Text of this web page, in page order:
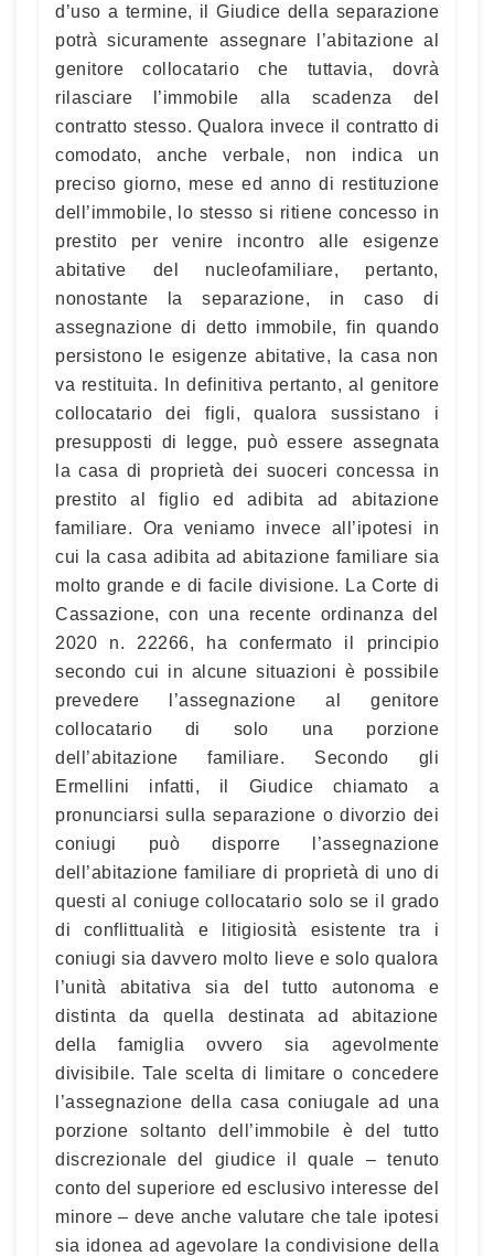
d’uso a termine, il Giudice della separazione
potrà sicuramente assegnare l’abitazione al
genitore collocatario che tuttavia, dovrà
rilasciare l’immobile alla scadenza del
contratto stesso. Qualora invece il contratto di
comodato, anche verbale, non indica un
preciso giorno, mese ed anno di restituzione
dell’immobile, lo stesso si ritiene concesso in
prestito per venire incontro alle esigenze
abitative del nucleofamiliare, pertanto,
nonostante la separazione, in caso di
assegnazione di detto immobile, fin quando
persistono le esigenze abitative, la casa non
va restituita. In definitiva pertanto, al genitore
collocatario dei figli, qualora sussistano i
presupposti di legge, può essere assegnata
la casa di proprietà dei suoceri concessa in
prestito al figlio ed adibita ad abitazione
familiare. Ora veniamo invece all’ipotesi in
cui la casa adibita ad abitazione familiare sia
molto grande e di facile divisione. La Corte di
Cassazione, con una recente ordinanza del
2020 n. 22266, ha confermato il principio
secondo cui in alcune situazioni è possibile
prevedere l’assegnazione al genitore
collocatario di solo una porzione
dell’abitazione familiare. Secondo gli
Ermellini infatti, il Giudice chiamato a
pronunciarsi sulla separazione o divorzio dei
coniugi può disporre l’assegnazione
dell’abitazione familiare di proprietà di uno di
questi al coniuge collocatario solo se il grado
di conflittualità e litigiosità esistente tra i
coniugi sia davvero molto lieve e solo qualora
l’unità abitativa sia del tutto autonoma e
distinta da quella destinata ad abitazione
della famiglia ovvero sia agevolmente
divisibile. Tale scelta di limitare o concedere
l’assegnazione della casa coniugale ad una
porzione soltanto dell’immobile è del tutto
discrezionale del giudice il quale – tenuto
conto del superiore ed esclusivo interesse del
minore – deve anche valutare che tale ipotesi
sia idonea ad agevolare la condivisione della